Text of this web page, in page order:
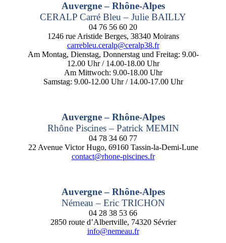
Auvergne – Rhône-Alpes
CERALP Carré Bleu – Julie BAILLY
04 76 56 60 20
1246 rue Aristide Berges, 38340 Moirans
carrebleu.ceralp@ceralp38.fr
Am Montag, Dienstag, Donnerstag und Freitag: 9.00-
12.00 Uhr / 14.00-18.00 Uhr
Am Mittwoch: 9.00-18.00 Uhr
Samstag: 9.00-12.00 Uhr / 14.00-17.00 Uhr
Auvergne – Rhône-Alpes
Rhône Piscines – Patrick MEMIN
04 78 34 60 77
22 Avenue Victor Hugo, 69160 Tassin-la-Demi-Lune
contact@rhone-piscines.fr
Auvergne – Rhône-Alpes
Némeau – Eric TRICHON
04 28 38 53 66
2850 route d’Albertville, 74320 Sévrier
info@nemeau.fr